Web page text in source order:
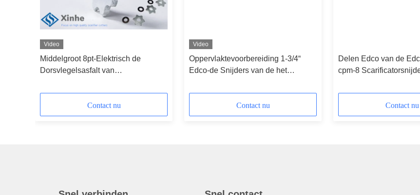
Video
Middelgroot 8pt-Elektrisch de
Dorsvlegelsasfalt van
Snijders/Benzinescarificators
Contact nu
Video
Oppervlaktevoorbereiding 1-3/4“
Edco-de Snijders van de het
Scarificatordelen
Contact nu
Delen Edco van de
cpm-8
Tandenscarificator
Contact nu